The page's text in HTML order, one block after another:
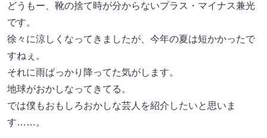
どうもー、靴の捨て時が分からないプラス・マイナス兼光
です。
徐々に涼しくなってきましたが、今年の夏は短かかったで
すねぇ。
それに雨ばっかり降ってた気がします。
地球がおかしなってきてる。
では僕もおもしろおかしな芸人を紹介したいと思いま
す……。